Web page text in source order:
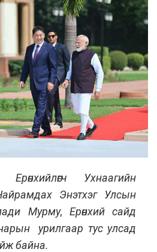
Ухнаагийн
Энэтхэг Улсын
Мурму, Ерөнхий сайд
урилгаар тус улсад
байна.